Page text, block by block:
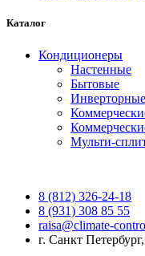
Каталог
Кондиционеры
Настенные
Бытовые
Инверторные
Мульти-
8 (812) 326-24-18
8 (931) 308 85 55
raisa@climate-
г. Санкт